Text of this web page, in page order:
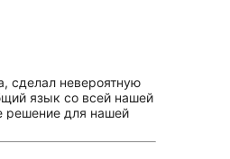
сделал невероятную
язык со всей нашей
решение для нашей